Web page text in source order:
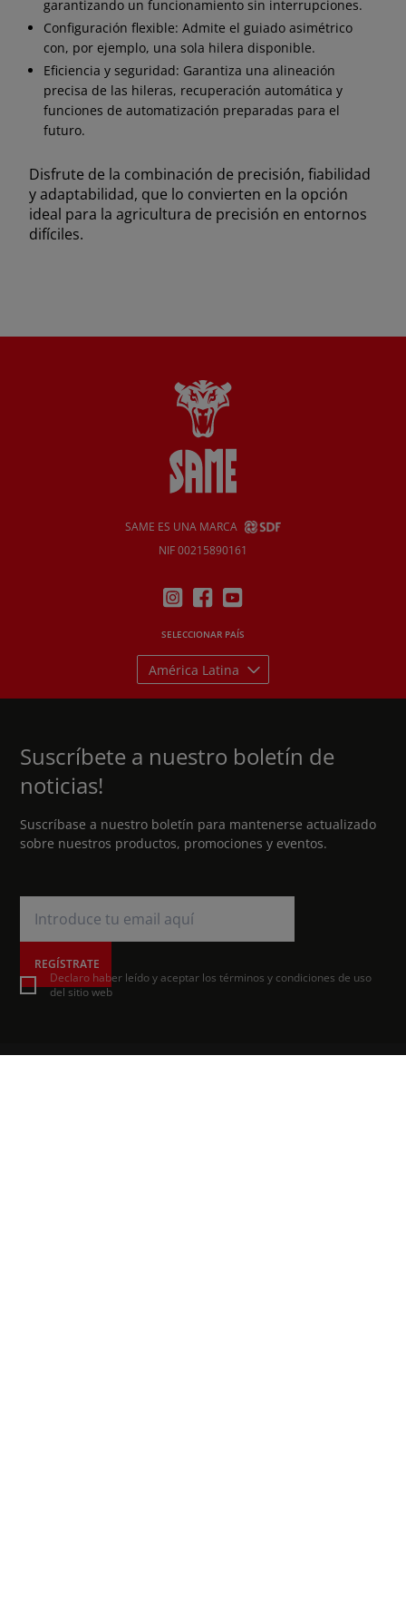
garantizando un funcionamiento sin interrupciones.
Configuración flexible: Admite el guiado asimétrico
con, por ejemplo, una sola hilera disponible.
Eficiencia y seguridad: Garantiza una alineación
precisa de las hileras, recuperación automática y
funciones de automatización preparadas para el
futuro.
Disfrute de la combinación de precisión, fiabilidad
y adaptabilidad, que lo convierten en la opción
ideal para la agricultura de precisión en entornos
difíciles.
SAME ES UNA MARCA
NIF 00215890161
SELECCIONAR PAÍS
América Latina
Suscríbete a nuestro boletín de
noticias!
Suscríbase a nuestro boletín para mantenerse actualizado
sobre nuestros productos, promociones y eventos.
REGÍSTRATE
Declaro haber leído y aceptar los términos y condiciones de uso
del sitio web